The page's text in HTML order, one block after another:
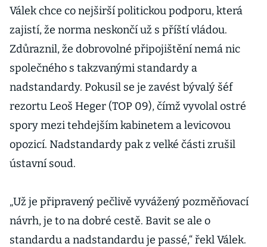
Válek chce co nejširší politickou podporu, která
zajistí, že norma neskončí už s příští vládou.
Zdůraznil, že dobrovolné připojištění nemá nic
společného s takzvanými standardy a
nadstandardy. Pokusil se je zavést bývalý šéf
rezortu Leoš Heger (TOP 09), čímž vyvolal ostré
spory mezi tehdejším kabinetem a levicovou
opozicí. Nadstandardy pak z velké části zrušil
ústavní soud.
„Už je připravený pečlivě vyvážený pozměňovací
návrh, je to na dobré cestě. Bavit se ale o
standardu a nadstandardu je passé,“ řekl Válek.